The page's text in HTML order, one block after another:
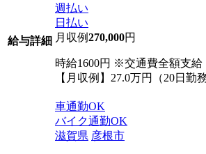
給与詳細
週払い
日払い
月収例270,000円
時給1600円 ※交通費全額支給
【月収例】27.0万円（20日勤
車通勤OK
バイク通勤OK
滋賀県 彦根市